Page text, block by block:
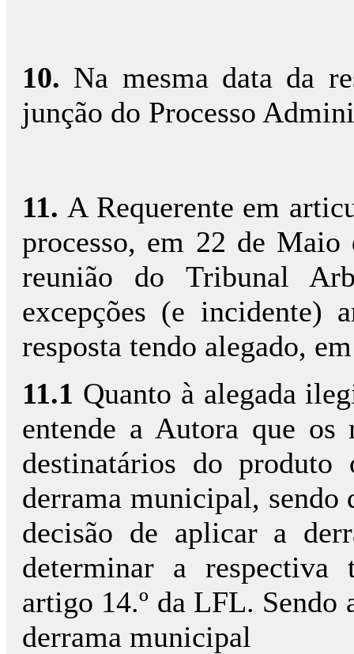
10. Na mesma data da
junção do Processo
11. A Requerente em
processo, em 22 de
reunião do Tribunal
excepções (e incidente)
resposta tendo alegado,
11.1 Quanto à alegada
entende a Autora que
destinatários do produto
derrama municipal, sendo
decisão de aplicar a
determinar a
artigo 14.º da LFL. Sendo
derrama municipal